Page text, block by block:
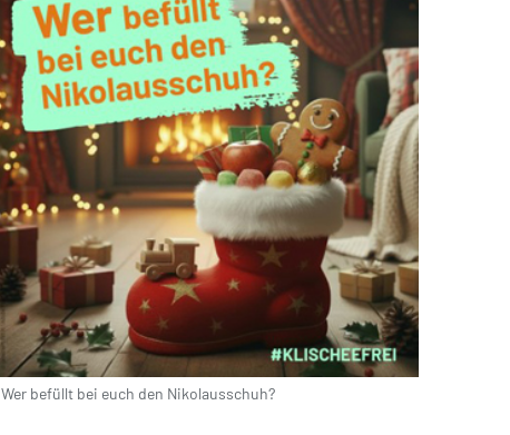
Wer befüllt bei euch den Nikolausschuh?